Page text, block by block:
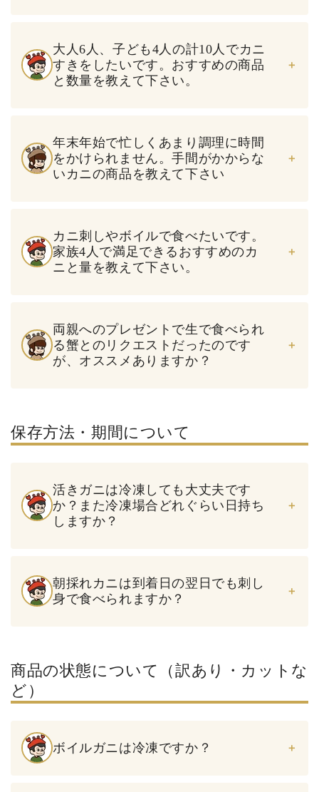
大人6人、子ども4人の計10人でカニ
すきをしたいです。おすすめの商品
と数量を教えて下さい。
年末年始で忙しくあまり調理に時間
をかけられません。手間がかからな
いカニの商品を教えて下さい
カニ刺しやボイルで食べたいです。
家族4人で満足できるおすすめのカ
ニと量を教えて下さい。
両親へのプレゼントで生で食べられ
る蟹とのリクエストだったのです
が、オススメありますか？
保存方法・期間について
活きガニは冷凍しても大丈夫です
か？また冷凍場合どれぐらい日持ち
しますか？
朝採れカニは到着日の翌日でも刺し
身で食べられますか？
商品の状態について（訳あり・カットな
ど）
ボイルガニは冷凍ですか？